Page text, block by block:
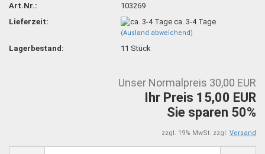
Art.Nr.:
103269
Lieferzeit:
ca. 3-4 Tage
(Ausland abweichend)
Lagerbestand: 11 Stück
Unser Normalpreis 30,00 EUR
Ihr Preis 15,00 EUR
Sie sparen 50%
zzgl. 19% MwSt. zzgl. Versand